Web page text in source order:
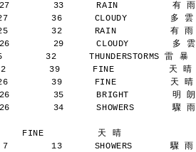
33      RAIN          有 雨
36      CLOUDY        多 雲
32      RAIN          有 雨
29      CLOUDY        多 雲
32      THUNDERSTORMS 雷 暴
32        39      FINE          天 晴
26        39      FINE          天 晴
26        35      BRIGHT        明 朗
34      SHOWERS       驟 雨
FINE          天 晴
7        13      SHOWERS       驟 雨